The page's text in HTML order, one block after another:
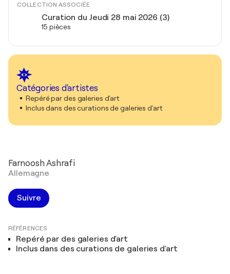
COLLECTION ASSOCIÉE
Curation du Jeudi 28 mai 2026 (3)
15 pièces
Catégories d'artistes
Repéré par des galeries d'art
Inclus dans des curations de galeries d'art
Farnoosh Ashrafi
Allemagne
Suivre
RÉFÉRENCES
Repéré par des galeries d'art
Inclus dans des curations de galeries d'art